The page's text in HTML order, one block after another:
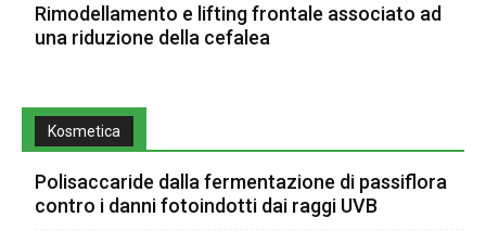
Rimodellamento e lifting frontale associato ad
una riduzione della cefalea
Kosmetica
Polisaccaride dalla fermentazione di passiflora
contro i danni fotoindotti dai raggi UVB